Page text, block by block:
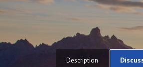
Description